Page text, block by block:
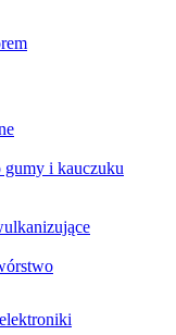
gumy i kauczuku